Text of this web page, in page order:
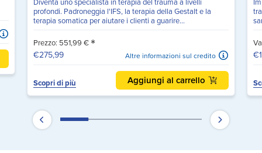
profondi. Padroneggia l'IFS, la terapia della Gestalt e la
terapia somatica per aiutare i clienti a guarire...
Prezzo: 551,99 € *
€275,99 Altre informazioni sul credito
Scopri di più Aggiungi al carrello